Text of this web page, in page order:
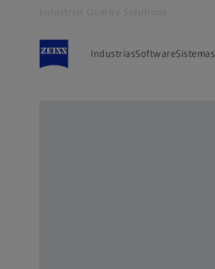
IndustriasSoftwareSistemas